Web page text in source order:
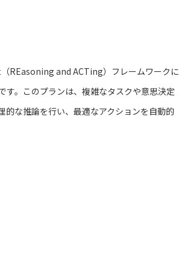
REasoning and ACTing）フレームワークに
す。このプランは、複雑なタスクや意思決定
的な推論を行い、最適なアクションを自動的